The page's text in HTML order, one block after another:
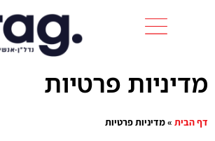
מדיניות פרטיות
דף הבית »מדיניות פרטיות